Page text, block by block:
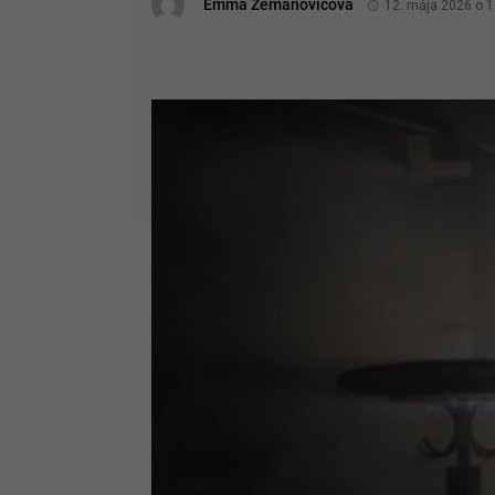
Emma Zemanovičová 12. mája 2026 o